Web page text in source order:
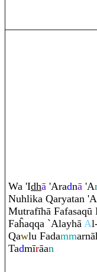
Wa 'Idhā 'Aradnā 'A
Nuhlika Qaryatan
Mutrafīhā Fafasaqū
Faĥaqqa `Alayhā A
Qawlu Fadamm
Tadmīrāan